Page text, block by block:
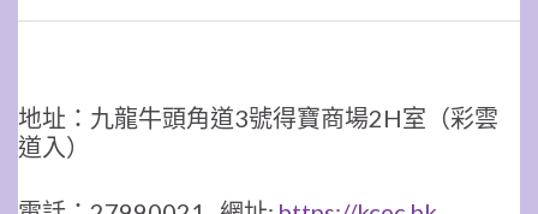
地址：九龍牛頭角道3號得寶商場2H室（彩雲
道入）